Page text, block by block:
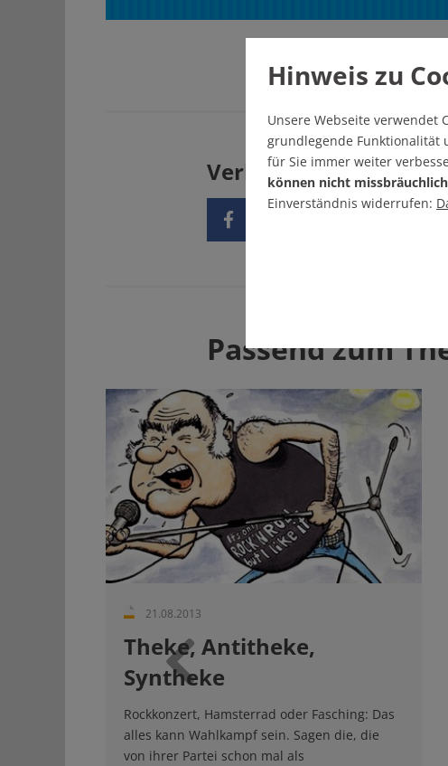
Verbreiten Sie
Passend zum
21.08.2013
Theke, Antitheke,
Syntheke
Rockkonzert, Hamsterrad oder Fasching: Das
alles kann Wahlkampf sein. Sagen die, die
von ihrer Partei schon mal als
Zurück
Hinweis zu
Unsere Webseite verwendet
grundlegende Funktionalität
für Sie immer weiter
können nicht
Einverständnis widerrufen: